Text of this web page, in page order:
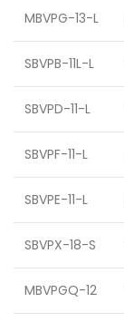
MBVPG-13-L
SBVPB-11L-L
SBVPD-11-L
SBVPF-11-L
SBVPE-11-L
SBVPX-18-S
MBVPGQ-12